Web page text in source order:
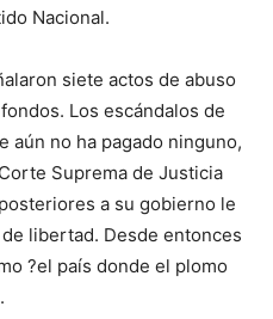
Nacional.
siete actos de abuso
Los escándalos de
aún no ha pagado ninguno,
Suprema de Justicia
a su gobierno le
libertad. Desde entonces
?el país donde el plomo